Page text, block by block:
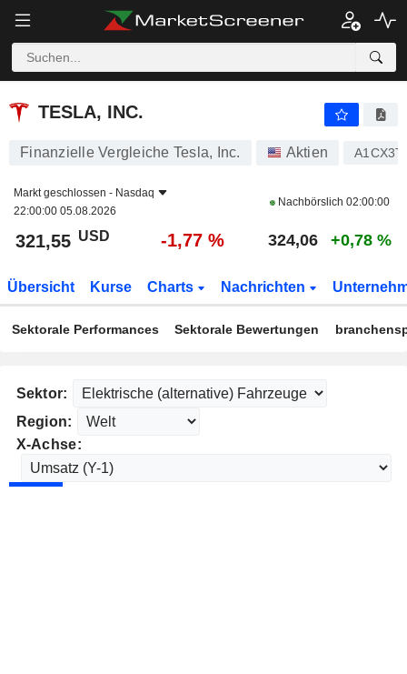
TESLA, INC.
TESLA, INC.
Finanzielle Vergleiche Tesla, Inc. Aktien A1CX3T
Markt geschlossen - Nasdaq
22:00:00 05.08.2026
Nachbörslich 02:00:00
321,55 USD -1,77 % 324,06 +0,78 %
Übersicht Kurse Charts Nachrichten
Sektorale Performances Sektorale Bewertungen
Sektor:
Region:
X-Achse: